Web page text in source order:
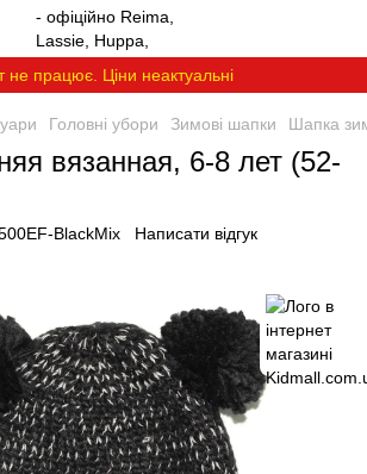
не працює. Ціни неактуальні
Головні убори Зимові шапки Шапка
вязанная, 6-8 лет (52-
BlackMix Написати відгук